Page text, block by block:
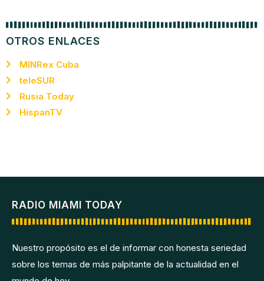
OTROS ENLACES
MINRex Cuba
teleSUR
Rusia Today
HispanTV
RADIO MIAMI TODAY
Nuestro propósito es el de informar con honesta seriedad
sobre los temas de más palpitante de la actualidad en el